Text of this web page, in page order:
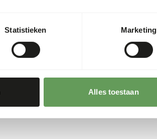
Statistieken Marketing
Alles toestaan